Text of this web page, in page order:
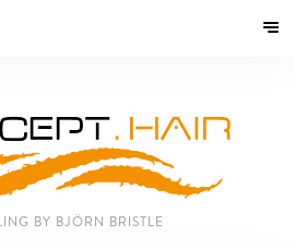
BY BJÖRN BRISTLE